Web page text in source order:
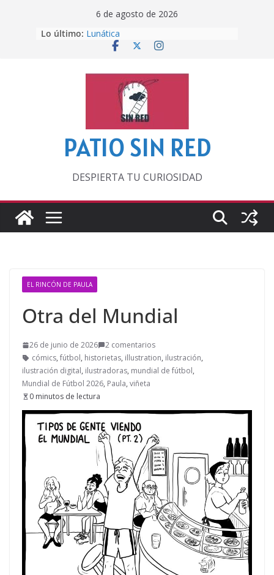
6 de agosto de 2026
Lo último: Lunática
Pero, hasta entonces…
‘La broma infinita’ de recomendar
lecturas veraniegas
Otra del Mundial
PATIO SIN RED
DESPIERTA TU CURIOSIDAD
EL RINCÓN DE PAULA
Otra del Mundial
26 de junio de 2026
2 comentarios
cómics, fútbol, historietas, illustration, ilustración,
ilustración digital, ilustradoras, mundial de fútbol,
Mundial de Fútbol 2026, Paula, viñeta
0 minutos de lectura